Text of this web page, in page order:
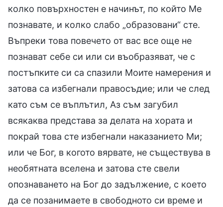
колко повърхностен е начинът, по който Ме
познавате, и колко слабо „образовани“ сте.
Въпреки това повечето от вас все още не
познават себе си или си въобразяват, че с
постъпките си са спазили Моите намерения и
затова са избегнали правосъдие; или че след
като съм се въплътил, Аз съм загубил
всякаква представа за делата на хората и
покрай това сте избегнали наказанието Ми;
или че Бог, в когото вярвате, не съществува в
необятната вселена и затова сте свели
опознаването на Бог до задължение, с което
да се позанимаете в свободното си време и